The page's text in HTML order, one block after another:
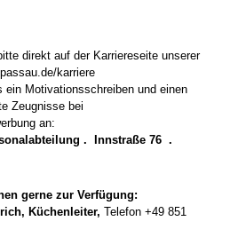
direkt auf der Karriereseite unserer
karriere
ein Motivationsschreiben und einen
Zeugnisse bei
an:
. Innstraße 76 .
gerne zur Verfügung:
Küchenleiter, Telefon +49 851